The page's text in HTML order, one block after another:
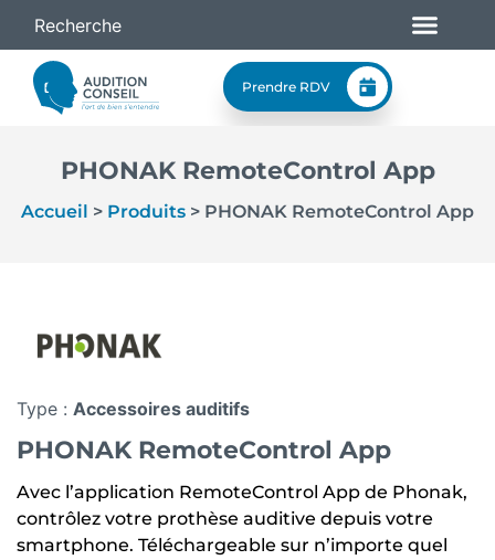
Prendre RDV
PHONAK RemoteControl App
Accueil > Produits > PHONAK RemoteControl App
Type : Accessoires auditifs
PHONAK RemoteControl App
Avec l’application RemoteControl App de Phonak,
contrôlez votre prothèse auditive depuis votre
smartphone. Téléchargeable sur n’importe quel